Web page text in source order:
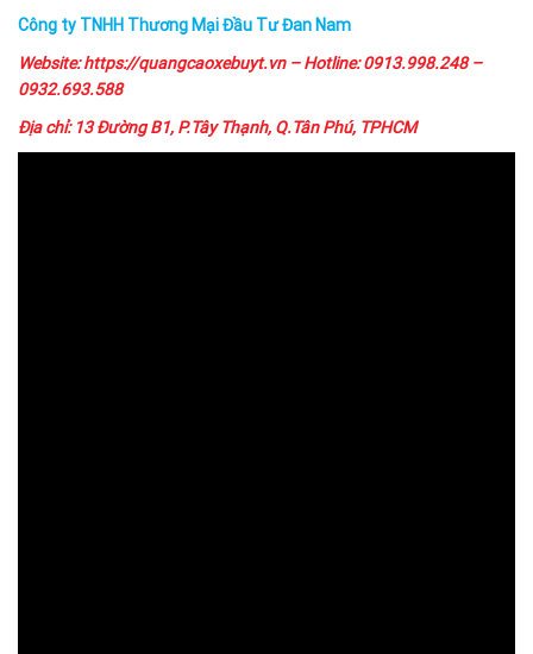
Công ty TNHH Thương Mại Đầu Tư Đan Nam
Website:https://quangcaoxebuyt.vn– Hotline: 0913.998.248 –
0932.693.588
Địa chỉ: 13 Đường B1, P.Tây Thạnh, Q.Tân Phú, TPHCM